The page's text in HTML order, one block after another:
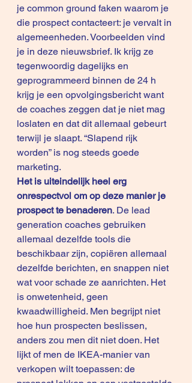
je common ground faken waarom je
die prospect contacteert: je vervalt in
algemeenheden. Voorbeelden vind
je in deze nieuwsbrief. Ik krijg ze
tegenwoordig dagelijks en
geprogrammeerd binnen de 24 h
krijg je een opvolgingsbericht want
de coaches zeggen dat je niet mag
loslaten en dat dit allemaal gebeurt
terwijl je slaapt. “Slapend rijk
worden” is nog steeds goede
marketing.
Het is uiteindelijk heel erg
onrespectvol om op deze manier je
prospect te benaderen. De lead
generation coaches gebruiken
allemaal dezelfde tools die
beschikbaar zijn, copiëren allemaal
dezelfde berichten, en snappen niet
wat voor schade ze aanrichten. Het
is onwetenheid, geen
kwaadwilligheid. Men begrijpt niet
hoe hun prospecten beslissen,
anders zou men dit niet doen. Het
lijkt of men de IKEA-manier van
verkopen wilt toepassen: de